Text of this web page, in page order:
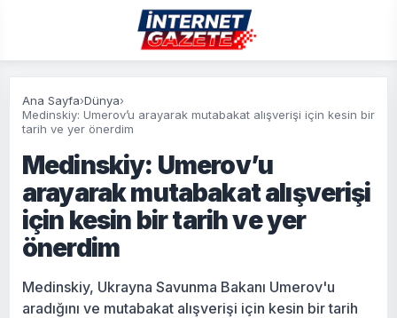
Ana Sayfa›Dünya›
Medinskiy: Umerov’u arayarak mutabakat alışverişi için kesin bir
tarih ve yer önerdim
Medinskiy: Umerov’u
arayarak mutabakat alışverişi
için kesin bir tarih ve yer
önerdim
Medinskiy, Ukrayna Savunma Bakanı Umerov'u
aradığını ve mutabakat alışverişi için kesin bir tarih